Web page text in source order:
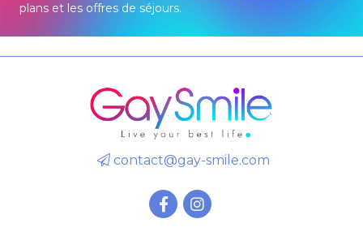
plans et les offres de séjours.
contact@gay-smile.com